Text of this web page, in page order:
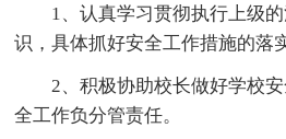
1、认真学习贯彻执行上级
识，具体抓好安全工作措施的落
2、积极协助校长做好学校
全工作负分管责任。